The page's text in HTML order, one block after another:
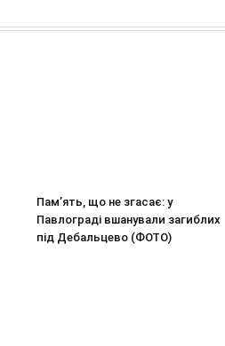
Пам’ять, що не згасає: у
Павлограді вшанували загиблих
під Дебальцево (ФОТО)